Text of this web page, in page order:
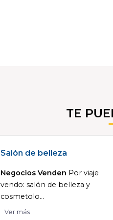
TE
Salón de belleza
Negocios Venden Por viaje
vendo: salón de belleza y
cosmetolo...
Ver más